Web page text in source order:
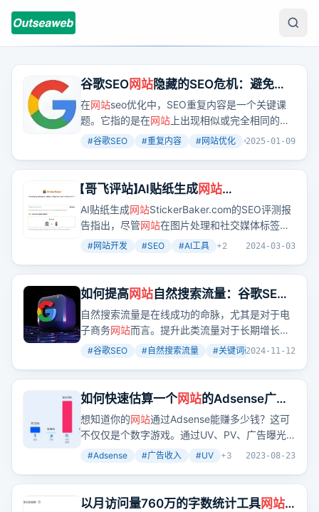
谷歌SEO网站隐藏的SEO危机：避免重
复内容带来的10大常见错误
在网站seo优化中，SEO重复内容是一个关键课
题。它指的是在网站 上出现相似或完全相同的文
字、资讯、或内容，可能会影响到网站在搜索引
SEO重复内容，以及它对网站的影响，并提供一
些识别、处理和避免这个问题的方法，帮助提升
网站
品质、流量和排名。
#谷歌SEO #重复内容 #网站优化 +2
2025-01-09
【哥飞评站】AI贴纸生成网站
StickerBaker 的SEO评测报告和改进建
议（4000字）
AI贴纸生成网站StickerBaker.com的SEO评测报
告指出，尽管网站在图片处理和社交媒体标签设
置上表现不错，但在标题、描述、H标签使用等
引擎排名和吸引流量。
#网站开发 #SEO #AI工具 +2 2024-03-03
如何提高网站 自然搜索流量：谷歌SEO
成功指南
自然搜索流量是在线成功的命脉，尤其是对于电
子商务网站而言。提升此类流量对于长期增长和
知名度至关重要。本指南将为您提供简单或有效
访问您的网站。
#谷歌SEO #自然搜索流量 #关键词研究 +2
2024-11-12
如何快速估算一个网站的Adsense广告
收入？
想知道你的网站通过Adsense能赚多少钱？这可
不仅仅是个数字游戏。通过UV、PV、广告曝光
和ECPM这些关键指标，我们可以快速估算出你
对网站的收入潜力有个清晰的认识。
#Adsense #广告收入 #UV +3 2023-08-23
以月访问量760万的字数统计工具网站